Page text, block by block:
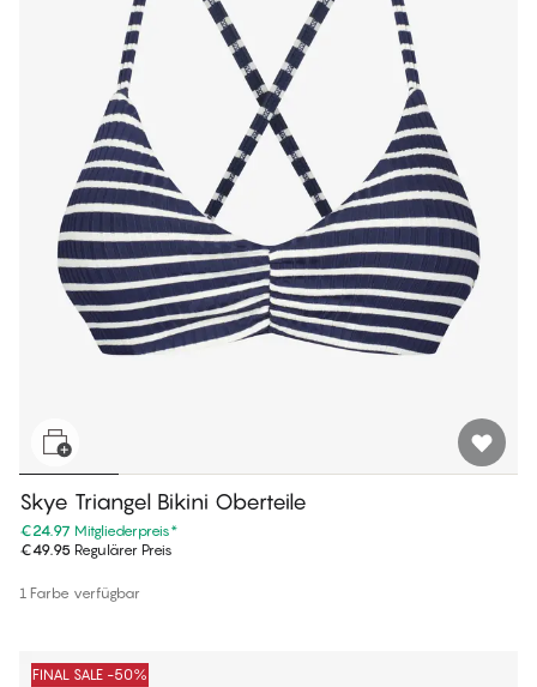
Skye Triangel Bikini Oberteile
€24.97 Mitgliederpreis*
€49.95 Regulärer Preis
1 Farbe verfügbar
FINAL SALE -50%